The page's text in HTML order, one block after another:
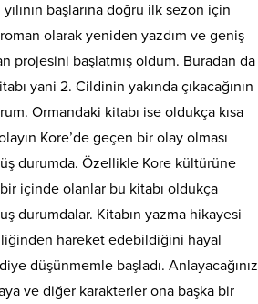
başlarına doğru ilk sezon için
olarak yeniden yazdım ve geniş
projesini başlatmış oldum. Buradan da
yani 2. Cildinin yakında çıkacağının
Ormandaki kitabı ise oldukça kısa
Kore’de geçen bir olay olması
durumda. Özellikle Kore kültürüne
içinde olanlar bu kitabı oldukça
durumdalar. Kitabın yazma hikayesi
hareket edebildiğini hayal
düşünmemle başladı. Anlayacağınız
ve diğer karakterler ona başka bir